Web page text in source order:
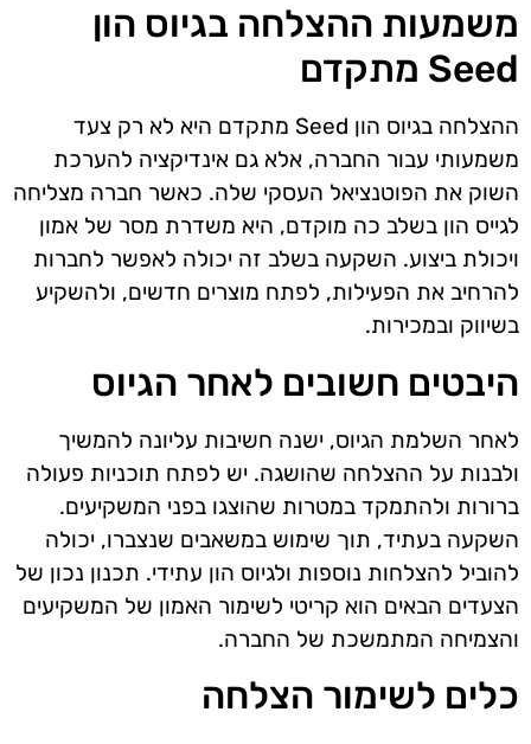
משמעות ההצלחה בגיוס הון
Seed מתקדם
ההצלחה בגיוס הון Seed מתקדם היא לא רק צעד
משמעותי עבור החברה, אלא גם אינדיקציה להערכת
השוק את הפוטנציאל העסקי שלה. כאשר חברה מצליחה
לגייס הון בשלב כה מוקדם, היא משדרת מסר של אמון
ויכולת ביצוע. השקעה בשלב זה יכולה לאפשר לחברות
להרחיב את הפעילות, לפתח מוצרים חדשים, ולהשקיע
בשיווק ובמכירות.
היבטים חשובים לאחר הגיוס
לאחר השלמת הגיוס, ישנה חשיבות עליונה להמשיך
ולבנות על ההצלחה שהושגה. יש לפתח תוכניות פעולה
ברורות ולהתמקד במטרות שהוצגו בפני המשקיעים.
השקעה בעתיד, תוך שימוש במשאבים שנצברו, יכולה
להוביל להצלחות נוספות ולגיוס הון עתידי. תכנון נכון של
הצעדים הבאים הוא קריטי לשימור האמון של המשקיעים
והצמיחה המתמשכת של החברה.
כלים לשימור הצלחה